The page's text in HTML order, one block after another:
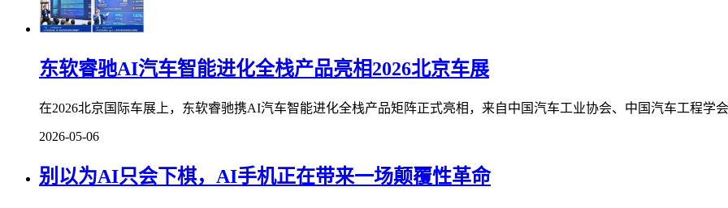
东软睿驰AI汽车智能进化全栈产品亮相2026北京车展
在2026北京国际车展上，东软睿驰携AI汽车智能进化全栈产品矩阵正式亮相，来自中国汽车工业协会、中国汽车工程学
2026-05-06
别以为AI只会下棋，AI手机正在带来一场颠覆性革命